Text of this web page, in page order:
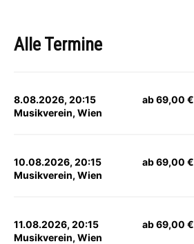
Alle Termine
8.08.2026, 20:15
Musikverein, Wien
ab 69,00 €
10.08.2026, 20:15
Musikverein, Wien
ab 69,00 €
11.08.2026, 20:15
Musikverein, Wien
ab 69,00 €